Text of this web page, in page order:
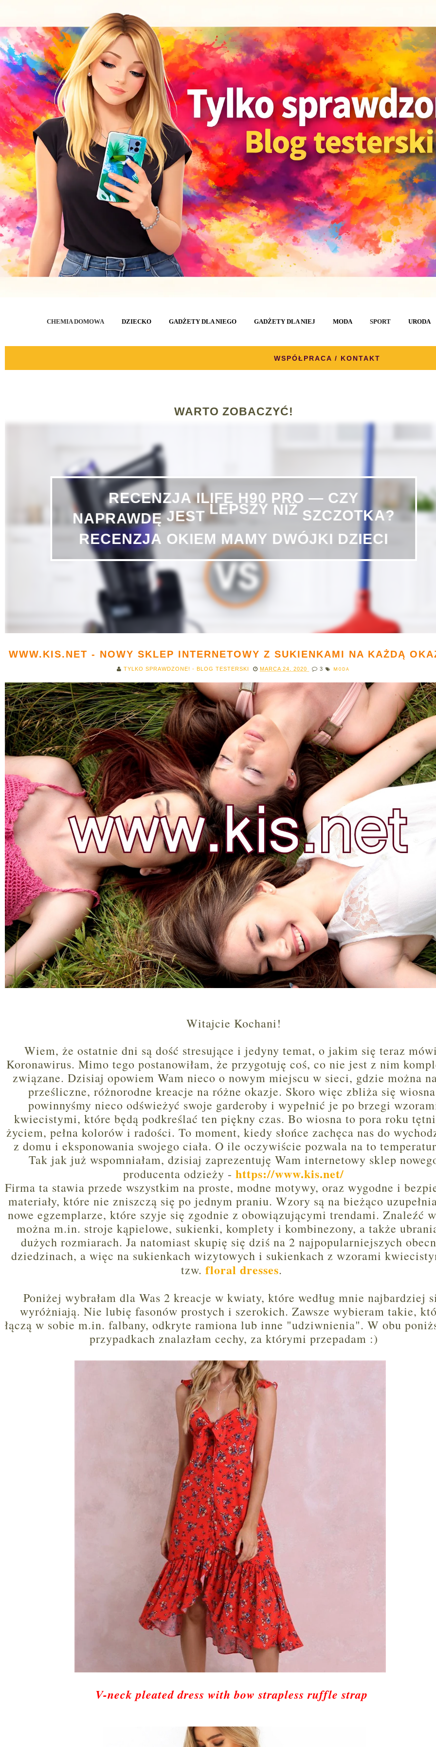
CHEMIA DOMOWA DZIECKO GADŻETY DLA NIEGO GADŻETY DLA NIEJ MODA SPORT URODA
WSPÓŁPRACA / KONTAKT
WARTO ZOBACZYĆ!
RECENZJA ILIFE H90 PRO
CZY
NAPRAWDĘ JEST LEPSZY NIŻ SZCZOTKA?
RECENZJA OKIEM MAMY DWÓJKI DZIECI
WWW.KIS.NET - NOWY SKLEP INTERNETOWY Z SUKIENKAMI NA KAŻDĄ
TYLKO SPRAWDZONE! - BLOG TESTERSKI MARCA 24, 2020 3 MODA
Witajcie Kochani!
Wiem, że ostatnie dni są dość stresujące i jedyny temat, o jakim się teraz
Koronawirus. Mimo tego postanowiłam, że przygotuję coś, co nie jest z nim
związane. Dzisiaj opowiem Wam nieco o nowym miejscu w sieci, gdzie można
prześliczne, różnorodne kreacje na różne okazje. Skoro więc zbliża się
powinnyśmy nieco odświeżyć swoje garderoby i wypełnić je po brzegi
kwiecistymi, które będą podkreślać ten piękny czas. Bo wiosna to pora roku
życiem, pełna kolorów i radości. To moment, kiedy słońce zachęca nas do
z domu i eksponowania swojego ciała. O ile oczywiście pozwala na to
Tak jak już wspomniałam, dzisiaj zaprezentuję Wam internetowy sklep
producenta odzieży -https://www.kis.net/
Firma ta stawia przede wszystkim na proste, modne motywy, oraz wygodne i
materiały, które nie zniszczą się po jednym praniu. Wzory są na bieżąco
nowe egzemplarze, które szyje się zgodnie z obowiązującymi trendami. Znaleźć
można m.in. stroje kąpielowe, sukienki, komplety i kombinezony, a także
dużych rozmiarach. Ja natomiast skupię się dziś na 2 najpopularniejszych
dziedzinach, a więc na sukienkach wizytowych i sukienkach z wzorami
tzw. floral dresses.
Poniżej wybrałam dla Was 2 kreacje w kwiaty, które według mnie najbardziej
wyróżniają. Nie lubię fasonów prostych i szerokich. Zawsze wybieram takie,
łączą w sobie m.in. falbany, odkryte ramiona lub inne "udziwnienia". W obu
przypadkach znalazłam cechy, za którymi przepadam :)
V-neck pleated dress with bow strapless ruffle strap